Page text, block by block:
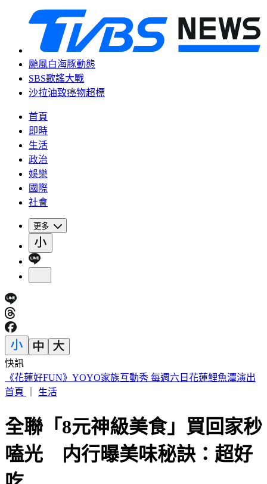
颱風白海豚動態
SBS歌謠大戰
沙拉油致癌物超標
首頁
即時
生活
政治
娛樂
國際
社會
更多
快訊
小草支持度流失5%全跑去民進黨？ 民眾黨周榆修：沒這感
覺
全聯「8元神級美食」買回家秒
嗑光 内行曝美味秘訣：超好